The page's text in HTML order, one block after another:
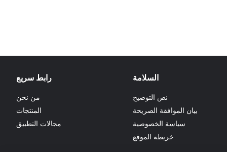
رابط سريع
من نحن
المنتجات
مجالات التطبيق
السلامة
نص التوضيح
بيان الموافقة الصريحة
سياسة الخصوصية
خريطة الموقع